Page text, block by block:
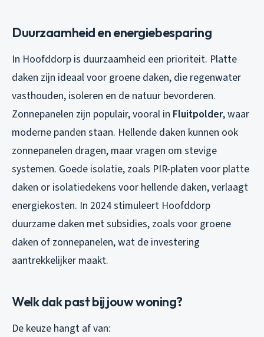
Duurzaamheid en energiebesparing
In Hoofddorp is duurzaamheid een prioriteit. Platte
daken zijn ideaal voor groene daken, die regenwater
vasthouden, isoleren en de natuur bevorderen.
Zonnepanelen zijn populair, vooral in Fluitpolder, waar
moderne panden staan. Hellende daken kunnen ook
zonnepanelen dragen, maar vragen om stevige
systemen. Goede isolatie, zoals PIR-platen voor platte
daken or isolatiedekens voor hellende daken, verlaagt
energiekosten. In 2024 stimuleert Hoofddorp
duurzame daken met subsidies, zoals voor groene
daken of zonnepanelen, wat de investering
aantrekkelijker maakt.
Welk dak past bij jouw woning?
De keuze hangt af van: